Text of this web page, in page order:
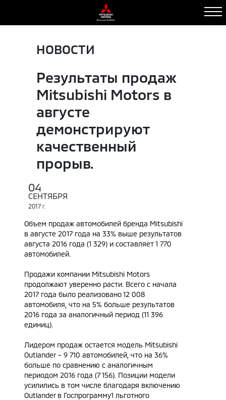
НОВОСТИ
Результаты продаж
Mitsubishi Motors в
августе
демонстрируют
качественный
прорыв.
04
СЕНТЯБРЯ
2017 Г.
Объем продаж автомобилей бренда Mitsubishi
в августе 2017 года на 33% выше результатов
августа 2016 года (1 329) и составляет 1 770
автомобилей.
Продажи компании Mitsubishi Motors
продолжают уверенно расти. Всего с начала
2017 года было реализовано 12 008
автомобиля, что на 5% больше результатов
2016 года за аналогичный период (11 396
единиц).
Лидером продаж остается модель Mitsubishi
Outlander – 9 710 автомобилей, что на 36%
больше по сравнению с аналогичным
периодом 2016 года (7 156). Позиции модели
усилились в том числе благодаря включению
Outlander в Госпрограмму1 льготного